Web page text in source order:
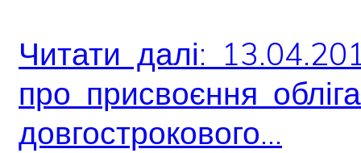
Читати далі:
про присвоєння
довгострокового...